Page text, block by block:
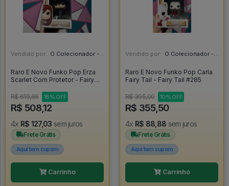
Vendido por: O Colecionador - SP
Raro E Novo Funko Pop Erza
Scarlet Com Protetor - Fairy
R$ 619,66
18% OFF
R$ 508,12
4x R$ 127,03 sem juros
Frete Grátis
Aqui tem cupom
Carrinho
Vendido por: O Colecionador - SP
Raro E Novo Funko Pop Carla
Fairy Tail - Fairy Tail #285
R$ 395,00 10% OFF
R$ 355,50
4x R$ 88,88 sem juros
Frete Grátis
Aqui tem cupom
Carrinho